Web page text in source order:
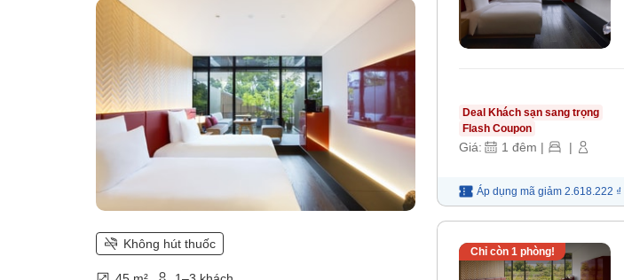
Không hút thuốc
Deal Khách sạn sang trọng
Flash Coupon
Giá: 1 đêm | |
Áp dụng mã giảm 2.618.222 ₫
Chỉ còn 1 phòng!